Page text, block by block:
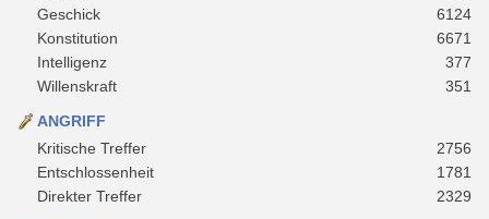
Geschick
6124
Konstitution
6671
Intelligenz
377
Willenskraft
351
ANGRIFF
Kritische Treffer
2756
Entschlossenheit
1781
Direkter Treffer
2329